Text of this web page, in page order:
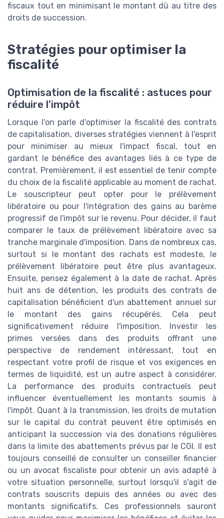
fiscaux tout en minimisant le montant dû au titre des
droits de succession.
Stratégies pour optimiser la
fiscalité
Optimisation de la fiscalité : astuces pour
réduire l'impôt
Lorsque l'on parle d'optimiser la fiscalité des contrats
de capitalisation, diverses stratégies viennent à l'esprit
pour minimiser au mieux l'impact fiscal, tout en
gardant le bénéfice des avantages liés à ce type de
contrat. Premièrement, il est essentiel de tenir compte
du choix de la fiscalité applicable au moment de rachat.
Le souscripteur peut opter pour le prélèvement
libératoire ou pour l'intégration des gains au barème
progressif de l'impôt sur le revenu. Pour décider, il faut
comparer le taux de prélèvement libératoire avec sa
tranche marginale d'imposition. Dans de nombreux cas,
surtout si le montant des rachats est modeste, le
prélèvement libératoire peut être plus avantageux.
Ensuite, pensez également à la date de rachat. Après
huit ans de détention, les produits des contrats de
capitalisation bénéficient d'un abattement annuel sur
le montant des gains récupérés. Cela peut
significativement réduire l'imposition. Investir les
primes versées dans des produits offrant une
perspective de rendement intéressant, tout en
respectant votre profil de risque et vos exigences en
termes de liquidité, est un autre aspect à considérer.
La performance des produits contractuels peut
influencer éventuellement les montants soumis à
l'impôt. Quant à la transmission, les droits de mutation
sur le capital du contrat peuvent être optimisés en
anticipant la succession via des donations régulières
dans la limite des abattements prévus par le CGI. Il est
toujours conseillé de consulter un conseiller financier
ou un avocat fiscaliste pour obtenir un avis adapté à
votre situation personnelle, surtout lorsqu'il s'agit de
contrats souscrits depuis des années ou avec des
montants significatifs. Ces professionnels sauront